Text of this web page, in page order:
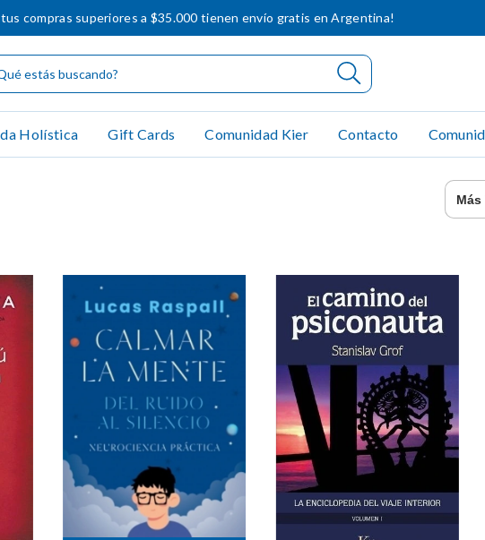
tus compras superiores a $35.000 tienen envío gratis en Argentina!
Holística Gift Cards Comunidad Kier Contacto